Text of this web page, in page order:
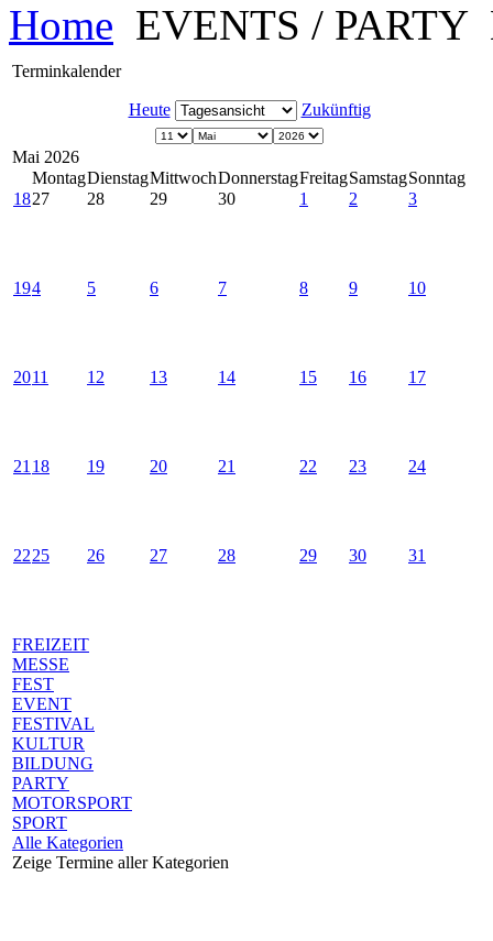
Home EVENTS / PARTY
Terminkalender
Heute Zukünftig
Mai 2026
MontagDienstagMittwochDonnerstagFreitagSamstagSonntag
1827 28 29 30 1 2 3
194 5 6 7 8 9 10
2011 12 13 14 15 16 17
21 18 19 20 21 22 23 24
2225 26 27 28 29 30 31
FREIZEIT
MESSE
FEST
EVENT
FESTIVAL
KULTUR
BILDUNG
PARTY
MOTORSPORT
SPORT
Alle Kategorien
Zeige Termine aller Kategorien